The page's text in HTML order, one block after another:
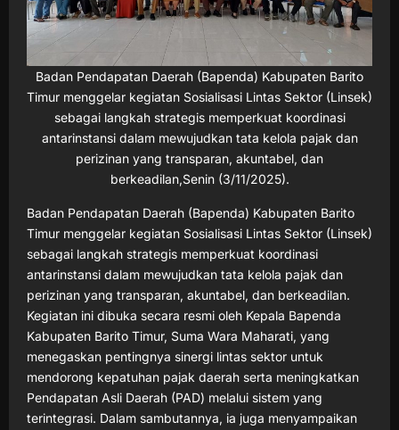
Badan Pendapatan Daerah (Bapenda) Kabupaten Barito
Timur menggelar kegiatan Sosialisasi Lintas Sektor (Linsek)
sebagai langkah strategis memperkuat koordinasi
antarinstansi dalam mewujudkan tata kelola pajak dan
perizinan yang transparan, akuntabel, dan
berkeadilan,Senin (3/11/2025).
Badan Pendapatan Daerah (Bapenda) Kabupaten Barito
Timur menggelar kegiatan Sosialisasi Lintas Sektor (Linsek)
sebagai langkah strategis memperkuat koordinasi
antarinstansi dalam mewujudkan tata kelola pajak dan
perizinan yang transparan, akuntabel, dan berkeadilan.
Kegiatan ini dibuka secara resmi oleh Kepala Bapenda
Kabupaten Barito Timur, Suma Wara Maharati, yang
menegaskan pentingnya sinergi lintas sektor untuk
mendorong kepatuhan pajak daerah serta meningkatkan
Pendapatan Asli Daerah (PAD) melalui sistem yang
terintegrasi. Dalam sambutannya, ia juga menyampaikan